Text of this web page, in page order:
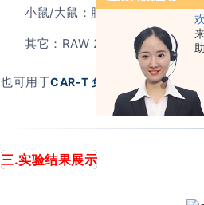
小鼠/大鼠：脾细胞、胸腺细胞
其它：RAW 264.7、NCI-H69
也可用于CAR-T 免疫突触研究、细胞
三.实验结果展示